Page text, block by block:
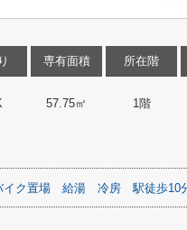
専有面積
57.75㎡
所在階
1階
イク置場 給湯 冷房 駅徒歩10